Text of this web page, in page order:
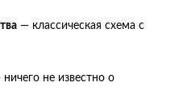
— классическая схема с
не известно о